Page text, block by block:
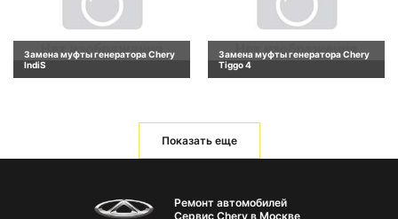
Замена муфты генератора Chery
IndiS
Замена муфты генератора Chery
Tiggo 4
Показать еще
Ремонт автомобилей
Сервис Chery в Москве